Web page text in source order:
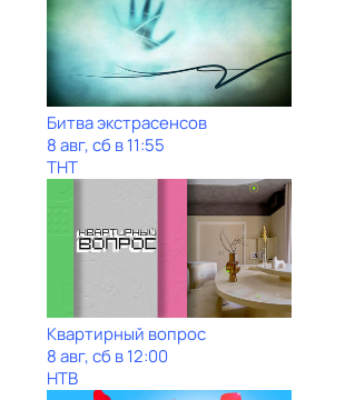
Битва экстрасенсов
8 авг, сб в 11:55
ТНТ
Квартирный вопрос
8 авг, сб в 12:00
НТВ